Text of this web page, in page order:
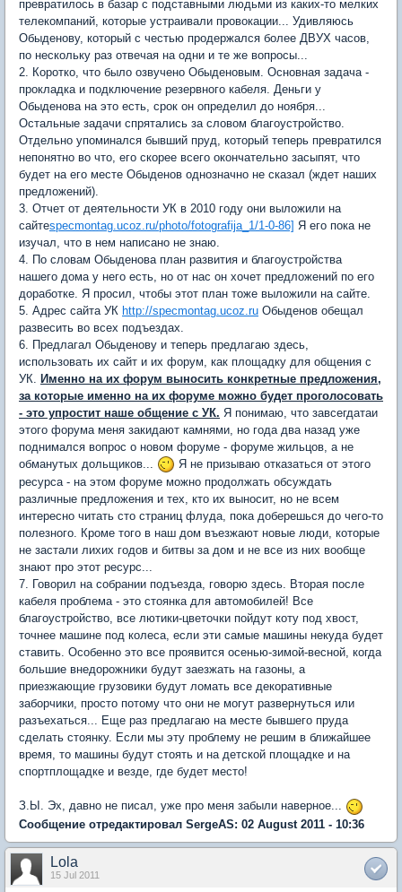
превратилось в базар с подставными людьми из каких-то мелких
телекомпаний, которые устраивали провокации... Удивляюсь
Обыденову, который с честью продержался более ДВУХ часов,
по нескольку раз отвечая на одни и те же вопросы...
2. Коротко, что было озвучено Обыденовым. Основная задача -
прокладка и подключение резервного кабеля. Деньги у
Обыденова на это есть, срок он определил до ноября...
Остальные задачи спрятались за словом благоустройство.
Отдельно упоминался бывший пруд, который теперь превратился
непонятно во что, его скорее всего окончательно засыпят, что
будет на его месте Обыденов однозначно не сказал (ждет наших
предложений).
3. Отчет от деятельности УК в 2010 году они выложили на
сайтеspecmontag.ucoz.ru/photo/fotografija_1/1-0-86] Я его пока не
изучал, что в нем написано не знаю.
4. По словам Обыденова план развития и благоустройства
нашего дома у него есть, но от нас он хочет предложений по его
доработке. Я просил, чтобы этот план тоже выложили на сайте.
5. Адрес сайта УК http://specmontag.ucoz.ru Обыденов обещал
развесить во всех подъездах.
6. Предлагал Обыденову и теперь предлагаю здесь,
использовать их сайт и их форум, как площадку для общения с
УК. Именно на их форум выносить конкретные предложения,
за которые именно на их форуме можно будет проголосовать
- это упростит наше общение с УК. Я понимаю, что завсегдатаи
этого форума меня закидают камнями, но года два назад уже
поднимался вопрос о новом форуме - форуме жильцов, а не
обманутых дольщиков...
Я не призываю отказаться от этого
ресурса - на этом форуме можно продолжать обсуждать
различные предложения и тех, кто их выносит, но не всем
интересно читать сто страниц флуда, пока доберешься до чего-то
полезного. Кроме того в наш дом въезжают новые люди, которые
не застали лихих годов и битвы за дом и не все из них вообще
знают про этот ресурс...
7. Говорил на собрании подъезда, говорю здесь. Вторая после
кабеля проблема - это стоянка для автомобилей! Все
благоустройство, все лютики-цветочки пойдут коту под хвост,
точнее машине под колеса, если эти самые машины некуда будет
ставить. Особенно это все проявится осенью-зимой-весной, когда
большие внедорожники будут заезжать на газоны, а
приезжающие грузовики будут ломать все декоративные
заборчики, просто потому что они не могут развернуться или
разъехаться... Еще раз предлагаю на месте бывшего пруда
сделать стоянку. Если мы эту проблему не решим в ближайшее
время, то машины будут стоять и на детской площадке и на
спортплощадке и везде, где будет место!
З.Ы. Эх, давно не писал, уже про меня забыли наверное...
Сообщение отредактировал SergeAS: 02 August 2011 - 10:36
Lola
15 Jul 2011